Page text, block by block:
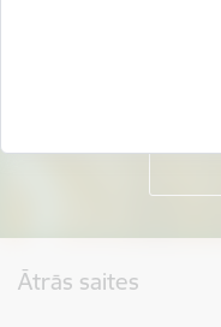
Ātrās saites